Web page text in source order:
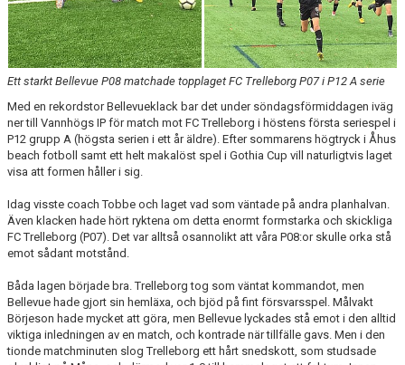
VÄRDEGRUND
FOTBOLLSCAMP 2026
TRÄNARUTBILDNING
SUPPORTERPRYLAR
PROJEKT
GYMKORT NORDIC WELLNESS
FYSTRÄNING
Ett starkt Bellevue P08 matchade topplaget FC Trelleborg P07 i P12 A serie
Med en rekordstor Bellevueklack bar det under söndagsförmiddagen iväg
ner till Vannhögs IP för match mot FC Trelleborg i höstens första seriespel i
P12 grupp A (högsta serien i ett år äldre). Efter sommarens högtryck i Åhus
beach fotboll samt ett helt makalöst spel i Gothia Cup vill naturligtvis laget
visa att formen håller i sig.
Idag visste coach Tobbe och laget vad som väntade på andra planhalvan.
Även klacken hade hört ryktena om detta enormt formstarka och skickliga
FC Trelleborg (P07). Det var alltså osannolikt att våra P08:or skulle orka stå
emot sådant motstånd.
Båda lagen började bra. Trelleborg tog som väntat kommandot, men
Bellevue hade gjort sin hemläxa, och bjöd på fint försvarsspel. Målvakt
Börjeson hade mycket att göra, men Bellevue lyckades stå emot i den alltid
viktiga inledningen av en match, och kontrade när tillfälle gavs. Men i den
tionde matchminuten slog Trelleborg ett hårt snedskott, som studsade